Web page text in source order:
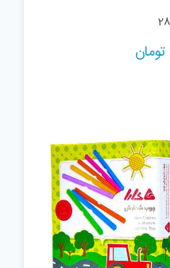
تومان